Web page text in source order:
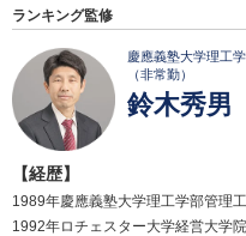
ランキング監修
慶應義塾大学理工
（非常勤）
鈴木秀男
【経歴】
1989年慶應義塾大学理工学部管理工
1992年ロチェスター大学経営大学院